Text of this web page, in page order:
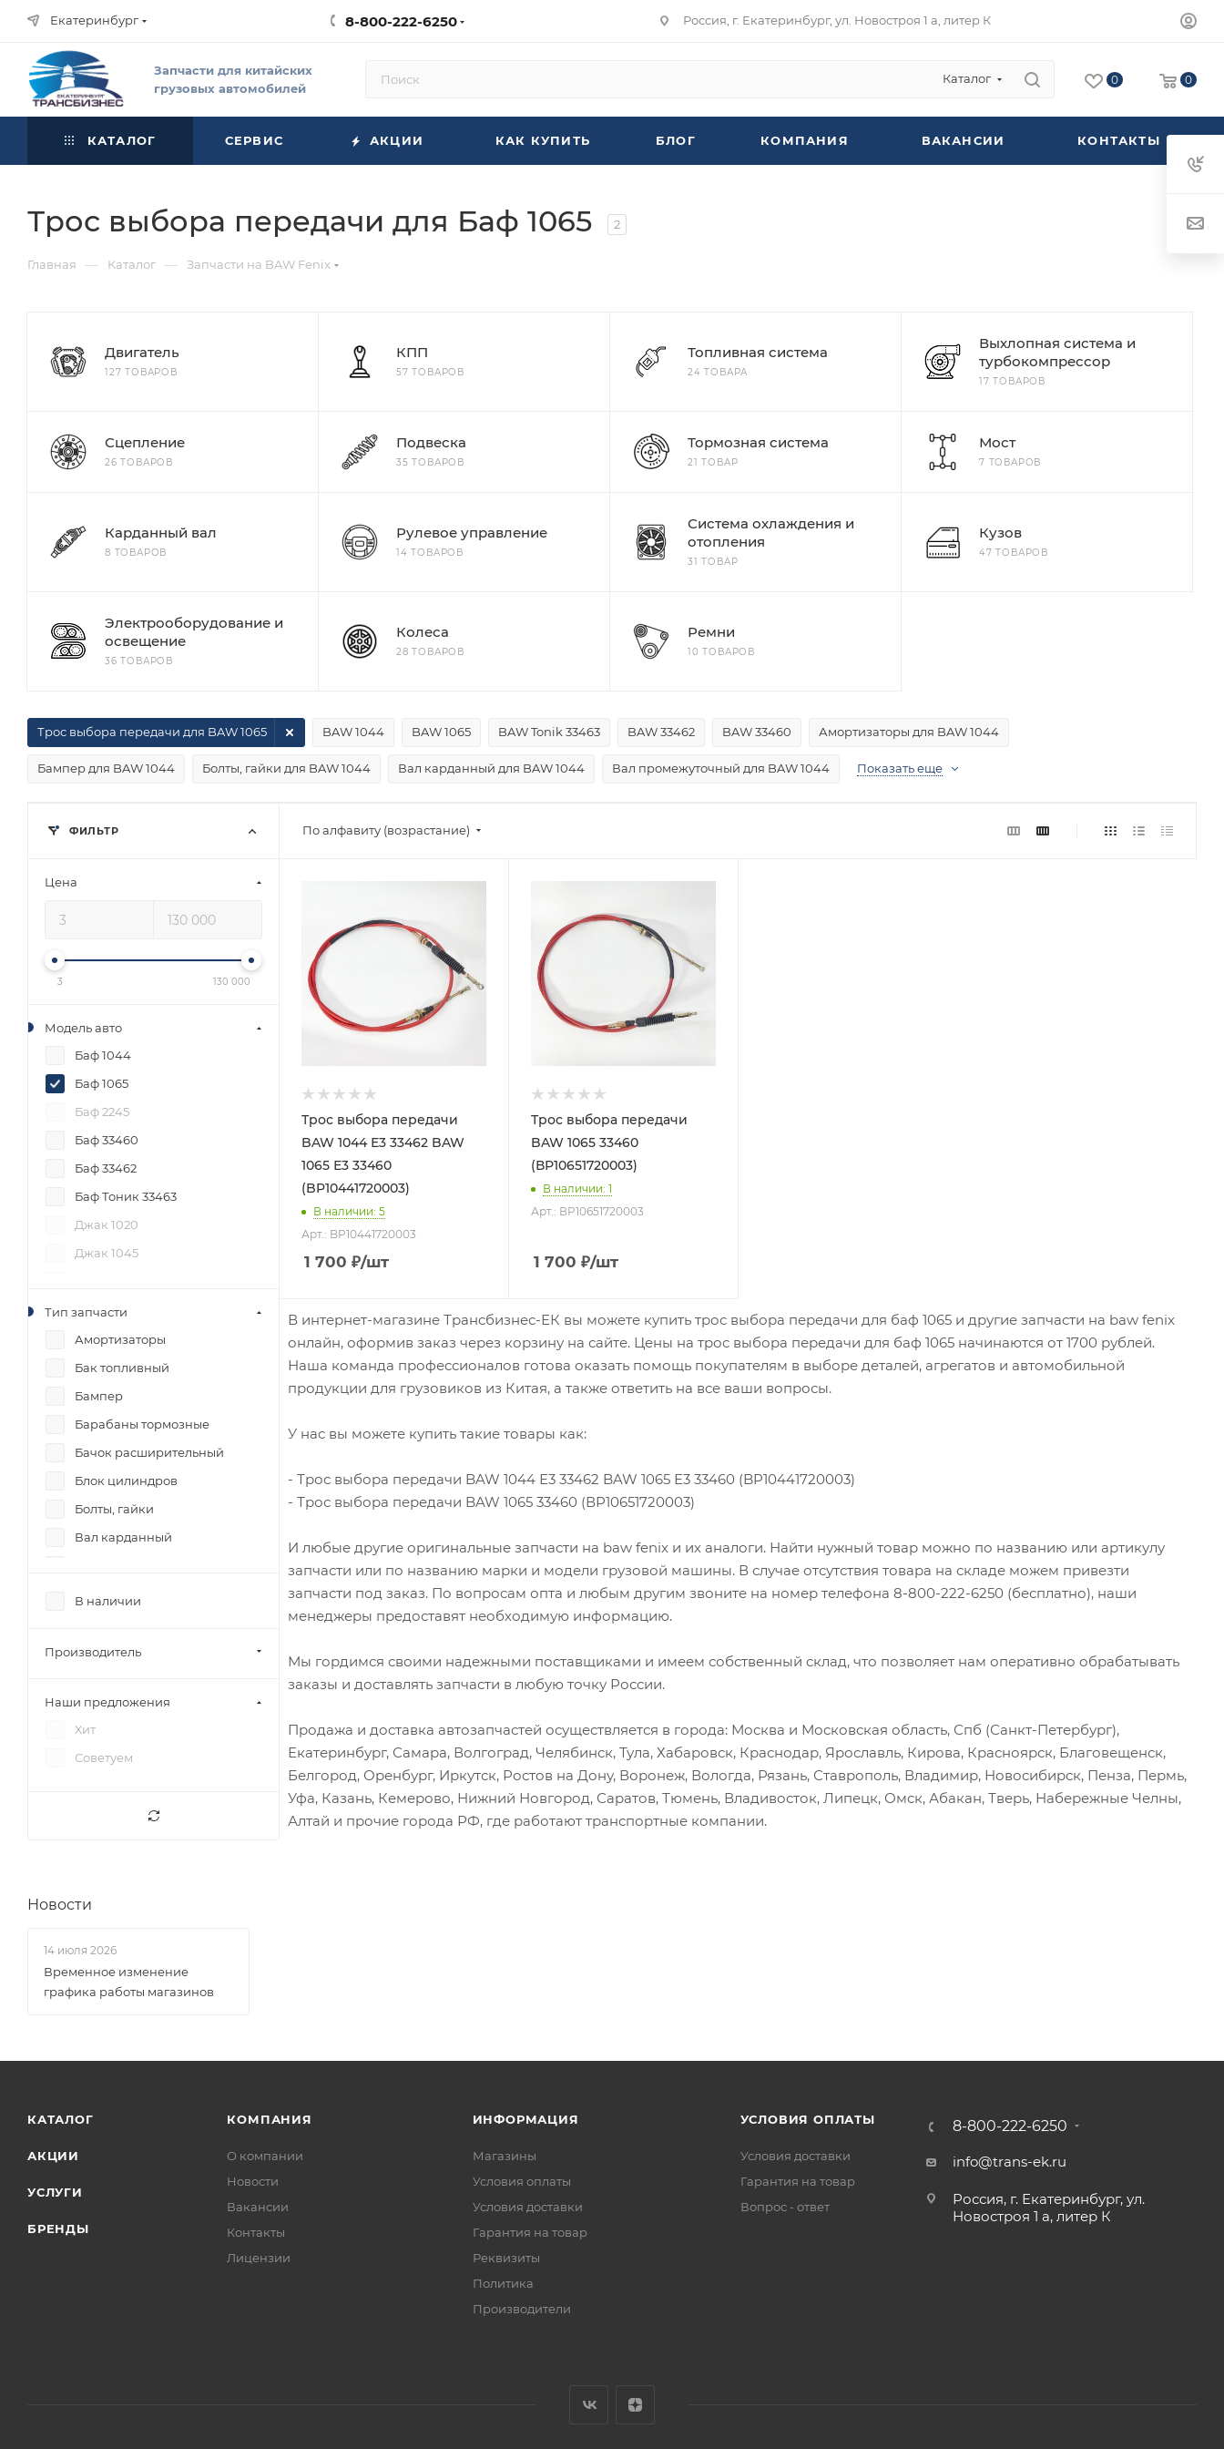
Екатеринбург 8-800-222-6250 Россия, г. Екатеринбург, ул. Новостроя 1 а, литер К
Запчасти для китайских
грузовых автомобилей
Каталог 0 0
КАТАЛОГ СЕРВИС АКЦИИ КАК КУПИТЬ БЛОГ КОМПАНИЯ ВАКАНСИИ КОНТАКТЫ
Трос выбора передачи для Баф 1065 2
Главная — Каталог — Запчасти на BAW Fenix
Двигатель
127 ТОВАРОВ
КПП
57 ТОВАРОВ
Топливная система
24 ТОВАРА
Выхлопная система и
турбокомпрессор
17 ТОВАРОВ
Сцепление
26 ТОВАРОВ
Подвеска
35 ТОВАРОВ
Тормозная система
21 ТОВАР
Мост
7 ТОВАРОВ
Карданный вал
8 ТОВАРОВ
Рулевое управление
14 ТОВАРОВ
Система охлаждения и
отопления
31 ТОВАР
Кузов
47 ТОВАРОВ
Электрооборудование и
освещение
36 ТОВАРОВ
Колеса
28 ТОВАРОВ
Ремни
10 ТОВАРОВ
BAW 1044 BAW 1065 BAW Tonik 33463 BAW 33462 BAW 33460 Амортизаторы для BAW 1044
Бампер для BAW 1044 Болты, гайки для BAW 1044 Вал карданный для BAW 1044 Вал промежуточный для BAW 1044
Трос выбора передачи для BAW 1065
Показать еще
По алфавиту (возрастание)
Трос выбора передачи
BAW 1044 Е3 33462 BAW
1065 Е3 33460
(BP10441720003)
В наличии: 5
Арт.: BP10441720003
1 700 ₽/шт
Трос выбора передачи
BAW 1065 33460
(ВР10651720003)
В наличии: 1
Арт.: ВР10651720003
1 700 ₽/шт
В интернет-магазине Трансбизнес-ЕК вы можете купить трос выбора передачи для баф 1065 и другие запчасти на baw fenix
онлайн, оформив заказ через корзину на сайте. Цены на трос выбора передачи для баф 1065 начинаются от 1700 рублей.
Наша команда профессионалов готова оказать помощь покупателям в выборе деталей, агрегатов и автомобильной
продукции для грузовиков из Китая, а также ответить на все ваши вопросы.
У нас вы можете купить такие товары как:
- Трос выбора передачи BAW 1044 Е3 33462 BAW 1065 Е3 33460 (BP10441720003)
- Трос выбора передачи BAW 1065 33460 (ВР10651720003)
И любые другие оригинальные запчасти на baw fenix и их аналоги. Найти нужный товар можно по названию или артикулу
запчасти или по названию марки и модели грузовой машины. В случае отсутствия товара на складе можем привезти
запчасти под заказ. По вопросам опта и любым другим звоните на номер телефона 8-800-222-6250 (бесплатно), наши
менеджеры предоставят необходимую информацию.
Мы гордимся своими надежными поставщиками и имеем собственный склад, что позволяет нам оперативно обрабатывать
заказы и доставлять запчасти в любую точку России.
Продажа и доставка автозапчастей осуществляется в города: Москва и Московская область, Спб (Санкт-Петербург),
Екатеринбург, Самара, Волгоград, Челябинск, Тула, Хабаровск, Краснодар, Ярославль, Кирова, Красноярск, Благовещенск,
Белгород, Оренбург, Иркутск, Ростов на Дону, Воронеж, Вологда, Рязань, Ставрополь, Владимир, Новосибирск, Пенза, Пермь,
Уфа, Казань, Кемерово, Нижний Новгород, Саратов, Тюмень, Владивосток, Липецк, Омск, Абакан, Тверь, Набережные Челны,
Алтай и прочие города РФ, где работают транспортные компании.
ФИЛЬТР
Цена
3 130 000
Модель авто
Баф 1044
Баф 1065
Баф 2245
Баф 33460
Баф 33462
Баф Тоник 33463
Джак 1020
Джак 1045
Джак N56
ДжиЭмСи 1051
Донг Фенг 1062
Исузу NQR71
ТАТА 613
Фав 1031
Фав 1041
Фав 1051
Фав 1083
Фотон 1049С
Фотон 1089
Фотон 5049
Фотон 5059
Хендай HD72
Юджин 1041
Тип запчасти
Амортизаторы
Бак топливный
Бампер
Барабаны тормозные
Бачок расширительный
Блок цилиндров
Болты, гайки
Вал карданный
Вал распределительный
Вал шестерни компрессора
Венец маховика
Вентилятор
Вилка сцепления
Вкладыши шатунные
Гайки, шпильки
Датчики
Диафрагма
В наличии
Производитель
Наши предложения
Хит
Советуем
Новости
14 июля 2026
Временное изменение
графика работы магазинов
КАТАЛОГ
АКЦИИ
УСЛУГИ
БРЕНДЫ
КОМПАНИЯ
О компании
Новости
Вакансии
Контакты
Лицензии
ИНФОРМАЦИЯ
Магазины
Условия оплаты
Условия доставки
Гарантия на товар
Реквизиты
Политика
Производители
УСЛОВИЯ ОПЛАТЫ
Условия доставки
Гарантия на товар
Вопрос - ответ
8-800-222-6250
info@trans-ek.ru
Россия, г. Екатеринбург, ул.
Новостроя 1 а, литер К